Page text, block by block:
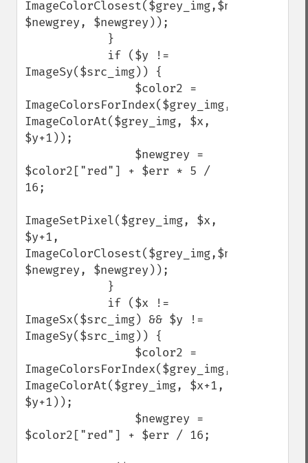
ImageColorClosest($grey_img,$newgrey,
$newgrey, $newgrey));
ImageSy($src_img)) {
ImageColorsForIndex($grey_img,
ImageColorAt($grey_img, $x,
$y+1));
$color2["red"] + $err * 5 /
16;
ImageSetPixel($grey_img, $x,
$y+1,
ImageColorClosest($grey_img,$newgrey,
$newgrey, $newgrey));
ImageSx($src_img) && $y !=
ImageSy($src_img)) {
ImageColorsForIndex($grey_img,
ImageColorAt($grey_img, $x+1,
$y+1));
$color2["red"] + $err / 16;